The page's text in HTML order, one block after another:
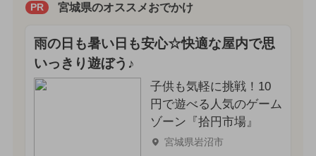
PR 宮城県のオススメおでかけ
雨の日も暑い日も安心☆快適な屋内で思
いっきり遊ぼう♪
子供も気軽に挑戦！10
円で遊べる人気のゲーム
ゾーン『拾円市場』
宮城県岩沼市